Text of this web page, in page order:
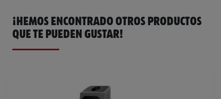
¡HEMOS ENCONTRADO OTROS PRODUCTOS
QUE TE PUEDEN GUSTAR!